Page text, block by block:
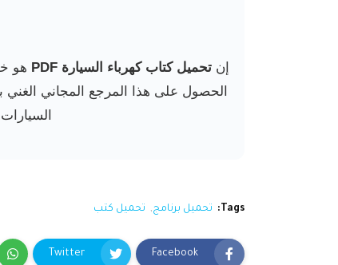
إن تحميل كتاب كهرباء السيارة PDF
هو
الحصول على هذا المرجع المجاني الغني
Tags: تحميل برنامج تحميل كتب
Facebook
Twitter